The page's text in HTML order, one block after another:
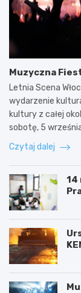
Muzyczna
Letnia Scena
wydarzenie
kultury z całej
sobotę, 5
Czytaj dalej
14